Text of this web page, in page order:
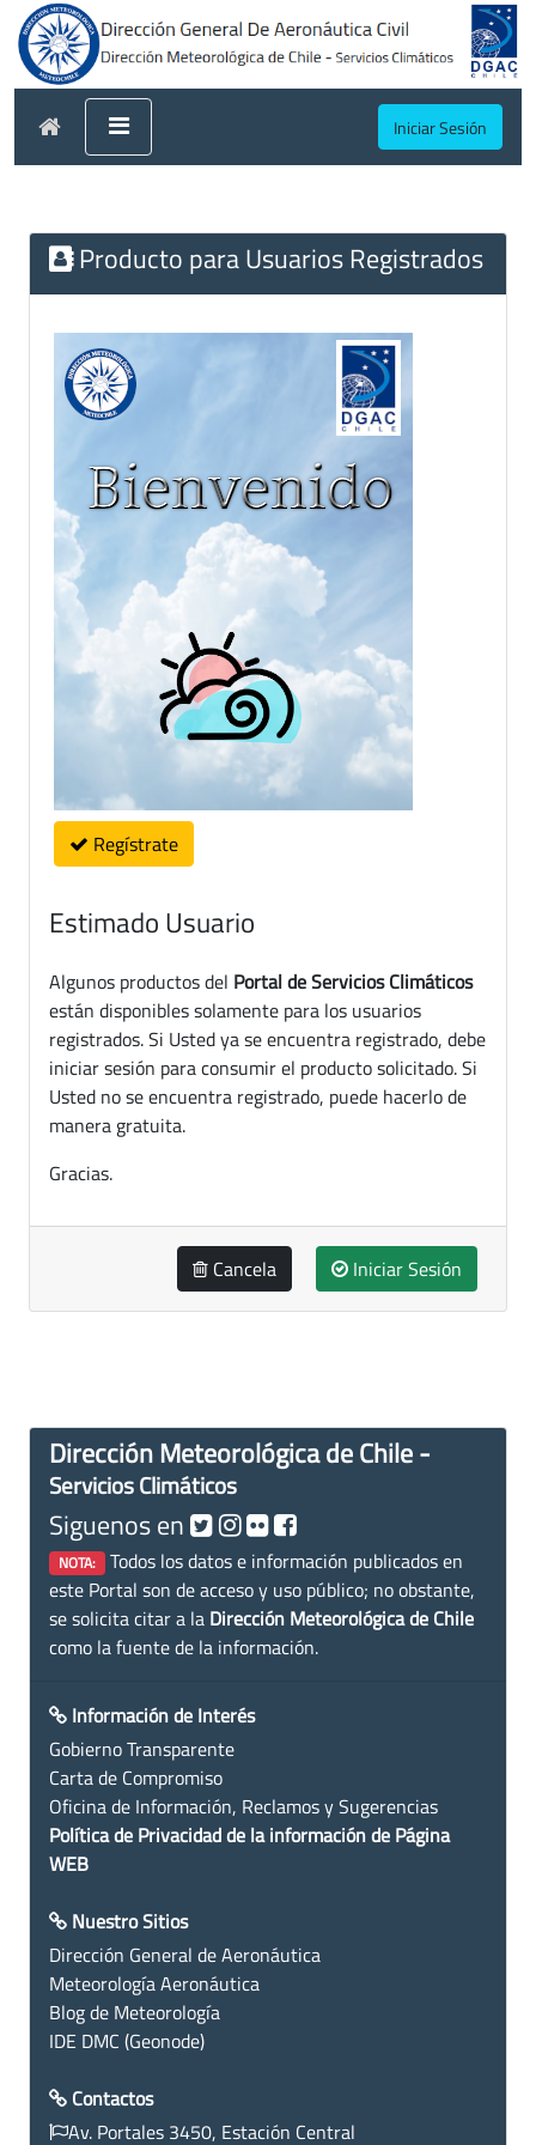
Iniciar Sesión
Producto para Usuarios Registrados
Regístrate
Estimado Usuario
Algunos productos del Portal de Servicios Climáticos
están disponibles solamente para los usuarios
registrados. Si Usted ya se encuentra registrado, debe
iniciar sesión para consumir el producto solicitado. Si
Usted no se encuentra registrado, puede hacerlo de
manera gratuita.
Gracias.
Cancela Iniciar Sesión
Dirección Meteorológica de Chile -
Servicios Climáticos
Siguenos en
NOTA: Todos los datos e información publicados en
este Portal son de acceso y uso público; no obstante,
se solicita citar a la Dirección Meteorológica de Chile
como la fuente de la información.
Información de Interés
Gobierno Transparente
Carta de Compromiso
Oficina de Información, Reclamos y Sugerencias
Política de Privacidad de la información de Página
WEB
Nuestro Sitios
Dirección General de Aeronáutica
Meteorología Aeronáutica
Blog de Meteorología
IDE DMC (Geonode)
Contactos
Av. Portales 3450, Estación Central